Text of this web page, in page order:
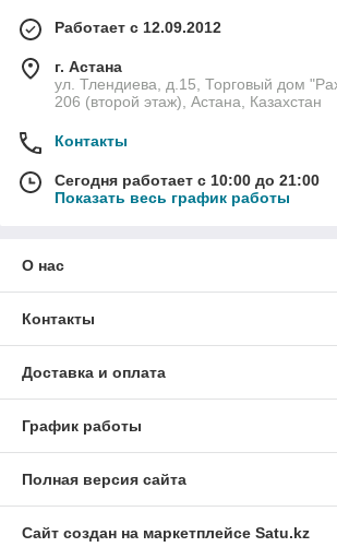
Работает с 12.09.2012
г. Астана
ул. Тлендиева, д.15, Торговый дом
206 (второй этаж), Астана, Казахстан
Контакты
Сегодня работает с 10:00 до 21:00
Показать весь график работы
О нас
Контакты
Доставка и оплата
График работы
Полная версия сайта
Сайт создан на маркетплейсе Satu.kz